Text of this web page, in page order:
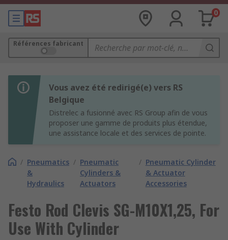
0
Références fabricant
Vous avez été redirigé(e) vers RS
Belgique
Distrelec a fusionné avec RS Group afin de vous
proposer une gamme de produits plus étendue,
une assistance locale et des services de pointe.
/ Pneumatics
&
Hydraulics
/ Pneumatic
Cylinders &
Actuators
/ Pneumatic Cylinder
& Actuator
Accessories
Festo Rod Clevis SG-M10X1,25, For
Use With Cylinder